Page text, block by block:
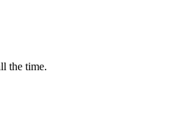
the time.